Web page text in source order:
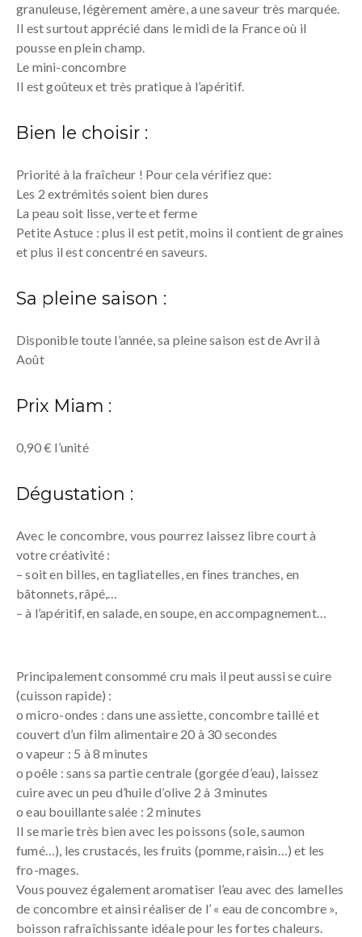
granuleuse, légèrement amère, a une saveur très marquée.
Il est surtout apprécié dans le midi de la France où il
pousse en plein champ.
Le mini-concombre
Il est goûteux et très pratique à l’apéritif.
Bien le choisir :
Priorité à la fraîcheur ! Pour cela vérifiez que:
Les 2 extrémités soient bien dures
La peau soit lisse, verte et ferme
Petite Astuce : plus il est petit, moins il contient de graines
et plus il est concentré en saveurs.
Sa pleine saison :
Disponible toute l’année, sa pleine saison est de Avril à
Août
Prix Miam :
0,90 € l’unité
Dégustation :
Avec le concombre, vous pourrez laissez libre court à
votre créativité :
– soit en billes, en tagliatelles, en fines tranches, en
bâtonnets, râpé,…
– à l’apéritif, en salade, en soupe, en accompagnement…
Principalement consommé cru mais il peut aussi se cuire
(cuisson rapide) :
o micro-ondes : dans une assiette, concombre taillé et
couvert d’un film alimentaire 20 à 30 secondes
o vapeur : 5 à 8 minutes
o poêle : sans sa partie centrale (gorgée d’eau), laissez
cuire avec un peu d’huile d’olive 2 à 3 minutes
o eau bouillante salée : 2 minutes
Il se marie très bien avec les poissons (sole, saumon
fumé…), les crustacés, les fruits (pomme, raisin…) et les
fro-mages.
Vous pouvez également aromatiser l’eau avec des lamelles
de concombre et ainsi réaliser de l’ « eau de concombre »,
boisson rafraîchissante idéale pour les fortes chaleurs.